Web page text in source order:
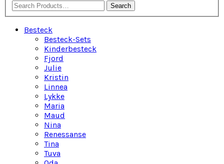
Search
Besteck
Besteck-Sets
Kinderbesteck
Fjord
Julie
Kristin
Linnea
Lykke
Maria
Maud
Nina
Renessanse
Tina
Tuva